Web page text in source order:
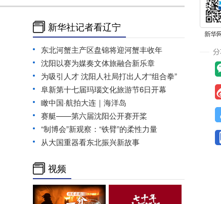
新华社记者看辽宁
东北河蟹主产区盘锦将迎河蟹丰收年
沈阳以赛为媒奏文体旅融合新乐章
为吸引人才 沈阳人社局打出人才“组合拳”
阜新第十七届玛瑙文化旅游节6日开幕
瞰中国·航拍大连｜海洋岛
赛艇——第六届沈阳公开赛开桨
“制博会”新观察：“铁臂”的柔性力量
从大国重器看东北振兴新故事
视频